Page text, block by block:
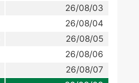
26/08/03
26/08/04
26/08/05
26/08/06
26/08/07